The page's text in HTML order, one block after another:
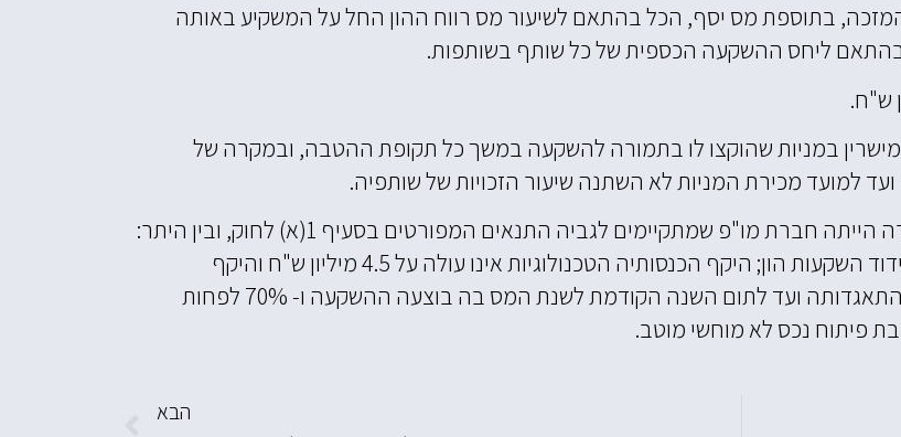
של 25% או 30% מההשקעה המזכה, בתוספת מס יסף, הכל בהתאם לשיעור מס רווח ההון החל על המשקיע באותה
בהתאם ליחס ההשקעה הכספית של כל שותף בשותפות.
במניות שהוקצו לו בתמורה להשקעה במשך כל תקופת ההטבה, ובמקרה של
למועד מכירת המניות לא השתנה שיעור הזכויות של שותפיה.
על רו"ח של החברה לאשר כי במועד ההשקעה החברה הייתה חברת מו"פ שמתקיימים לגביה התנאים המפורטים בסעיף 1(א) לחוק, ובין היתר:
היותה 'חברה מועדפת' כהגדרתה בסעיף 51 לחוק עידוד השקעות הון; היקף הכנסותיה הטכנולוגיות אינו עולה על 4.5 מיליון ש"ח והיקף
הכנסותיה הכלליות אינו עולה על 12 מיליון ש"ח מיום התאגדותה ועד לתום השנה הקודמת לשנת המס בה בוצעה ההשקעה ו- 70% לפחות
פיתוח נכס לא מוחשי מוטב.
הבא